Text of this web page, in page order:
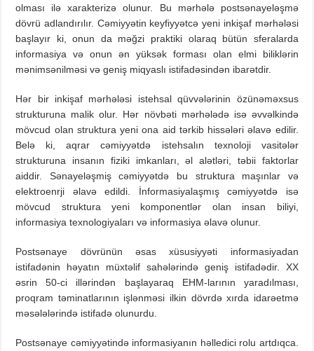
olması ilə xarakterizə olunur. Bu mərhələ postsənayeləşmə
dövrü adlandırılır. Cəmiyyətin keyfiyyətcə yeni inkişaf mərhələsi
başlayır ki, onun da məğzi praktiki olaraq bütün sferalarda
informasiya və onun ən yüksək forması olan elmi biliklərin
mənimsənilməsi və geniş miqyaslı istifadəsindən ibarətdir.
Hər bir inkişaf mərhələsi istehsal qüvvələrinin özünəməxsus
strukturuna malik olur. Hər növbəti mərhələdə isə əvvəlkində
mövcud olan struktura yeni ona aid tərkib hissələri əlavə edilir.
Belə ki, aqrar cəmiyyətdə istehsalın texnoloji vasitələr
strukturuna insanın fiziki imkanları, əl alətləri, təbii faktorlar
aiddir. Sənayeləşmiş cəmiyyətdə bu struktura maşınlar və
elektroenrji əlavə edildi. İnformasiyalaşmış cəmiyyətdə isə
mövcud struktura yeni komponentlər olan insan biliyi,
informasiya texnologiyaları və informasiya əlavə olunur.
Postsənaye dövrünün əsas xüsusiyyəti informasiyadan
istifadənin həyatın müxtəlif sahələrində geniş istifadədir. XX
əsrin 50-ci illərindən başlayaraq EHM-larının yaradılması,
proqram təminatlarının işlənməsi ilkin dövrdə xırda idarəetmə
məsələlərində istifadə olunurdu.
Postsənaye cəmiyyətində informasiyanın həlledici rolu artdıqca.